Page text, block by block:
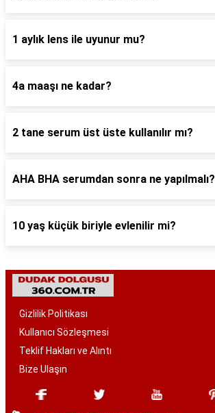
1 aylık lens ile uyunur mu?
4a maaşı ne kadar?
2 tane serum üst üste kullanılır mı?
AHA BHA serumdan sonra ne yapılmalı?
10 yaş küçük biriyle evlenilir mi?
Gizlilik Politikası
Kullanıcı Sözleşmesi
Teklif Hakları ve Alıntı
Bize Ulaşın